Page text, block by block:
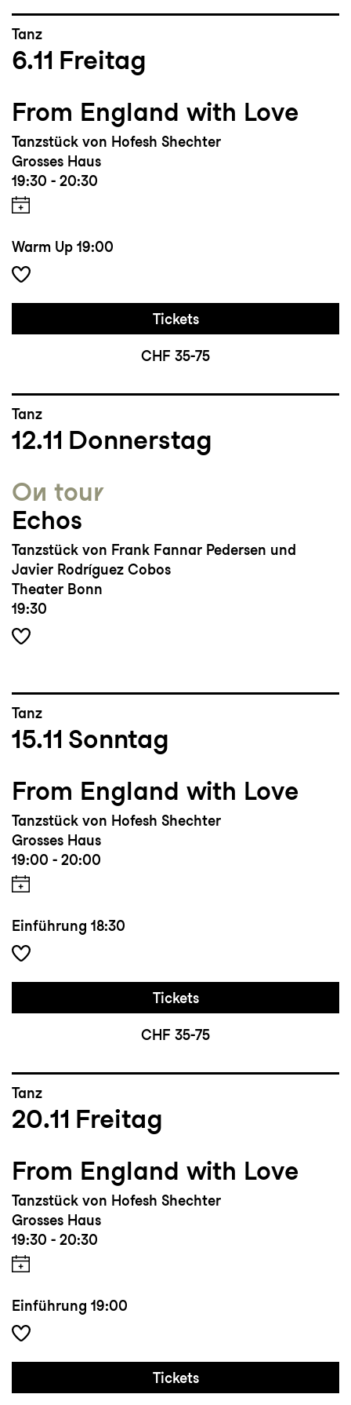
Tanz
6.11 Freitag
From England with Love
Tanzstück von Hofesh Shechter
Grosses Haus
19:30 - 20:30
Warm Up 19:00
Tickets
CHF 35-75
Tanz
12.11 Donnerstag
On tour
Echos
Tanzstück von Frank Fannar Pedersen und
Javier Rodríguez Cobos
Theater Bonn
19:30
Tanz
15.11 Sonntag
From England with Love
Tanzstück von Hofesh Shechter
Grosses Haus
19:00 - 20:00
Einführung 18:30
Tickets
CHF 35-75
Tanz
20.11 Freitag
From England with Love
Tanzstück von Hofesh Shechter
Grosses Haus
19:30 - 20:30
Einführung 19:00
Tickets